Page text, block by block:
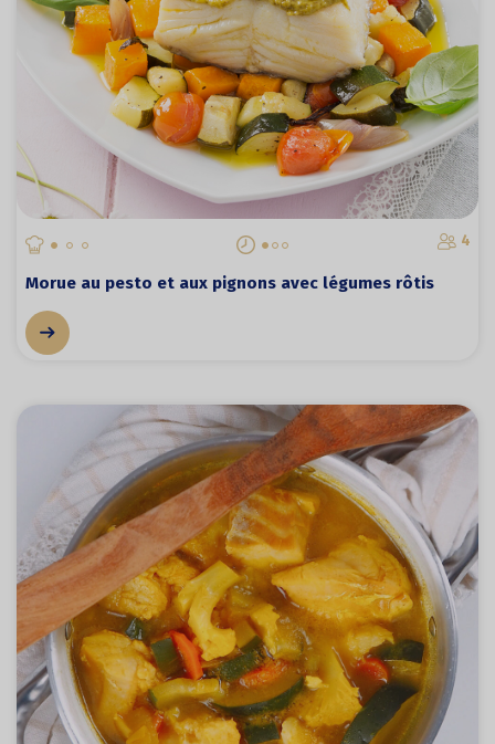
4
Morue au pesto et aux pignons avec légumes rôtis